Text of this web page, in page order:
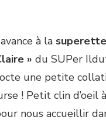
à la
» du SUPer
une petite
! Petit clin d’oeil
nous accueillir